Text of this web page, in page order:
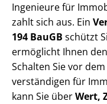
Ingenieure für
zahlt sich aus. Ein
194 BauGB schützt
ermöglicht Ihnen
Schalten Sie vor
ver­stän­di­gen für
kann Sie überWert,